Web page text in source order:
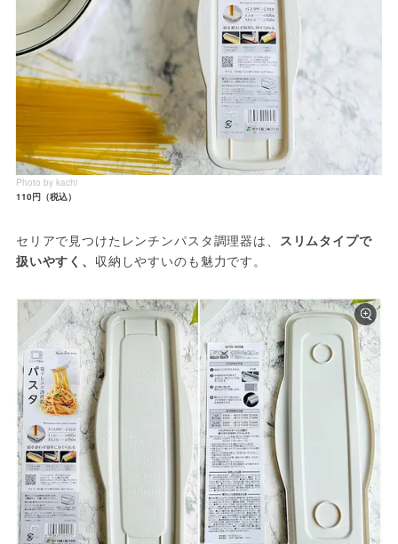
Photo by kachi
110円（税込）
セリアで見つけたレンチンパスタ調理器は、
スリムタイプで
扱いやすく、 収納しやすいのも魅力です。